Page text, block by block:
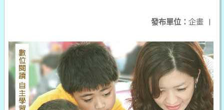
發布單位： 企畫 |